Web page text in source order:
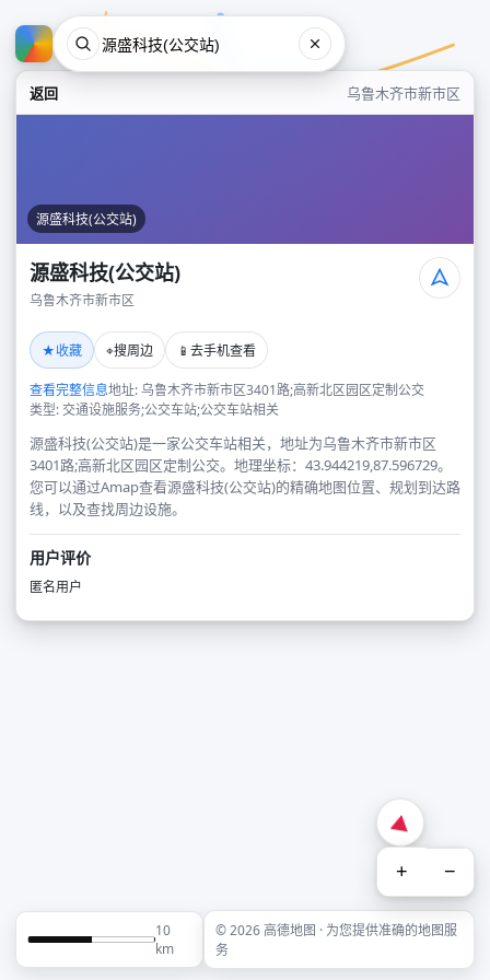
返回 乌鲁木齐市新市区
源盛科技(公交站)
源盛科技(公交站)
乌鲁木齐市新市区
★收藏 ⌖搜周边 📱 去手机查看
查看完整信息地址: 乌鲁木齐市新市区3401路;高新北区园区定制公交
类型: 交通设施服务;公交车站;公交车站相关
源盛科技(公交站)是一家公交车站相关，地址为乌鲁木齐市新市区
3401路;高新北区园区定制公交。地理坐标：43.944219,87.596729。
您可以通过Amap查看源盛科技(公交站)的精确地图位置、规划到达路
线，以及查找周边设施。
用户评价
匿名用户
+ −
10
km
© 2026 高德地图 · 为您提供准确的地图服
务